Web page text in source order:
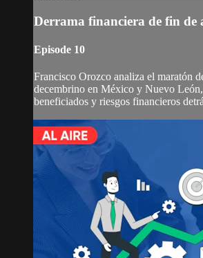
Derrama financiera de fin de
Episode 10
Francisco Orozco analiza el maratón
decembrino en México y Nuevo
beneficiados y riesgos financieros